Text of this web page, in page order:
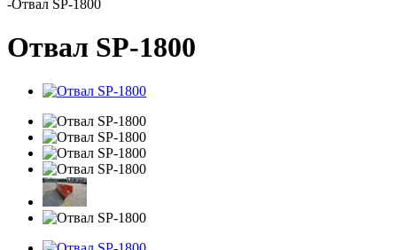
-Отвал SP-1800
Отвал SP-1800